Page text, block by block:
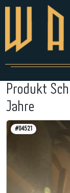
Produkt
Jahre
#04521